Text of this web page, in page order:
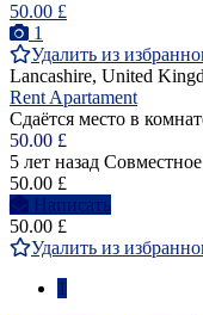
50.00 £
1
Удалить из
Lancashire, United
Rent Apartament
Сдаётся место в
50.00 £
5 лет назад
50.00 £
Написать
50.00 £
Удалить из